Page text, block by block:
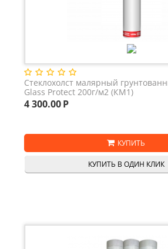
Стеклохолст малярный
Glass Protect 200г/м2 (КМ1)
4 300.00Р
КУПИТЬ
КУПИТЬ В ОДИН КЛИК